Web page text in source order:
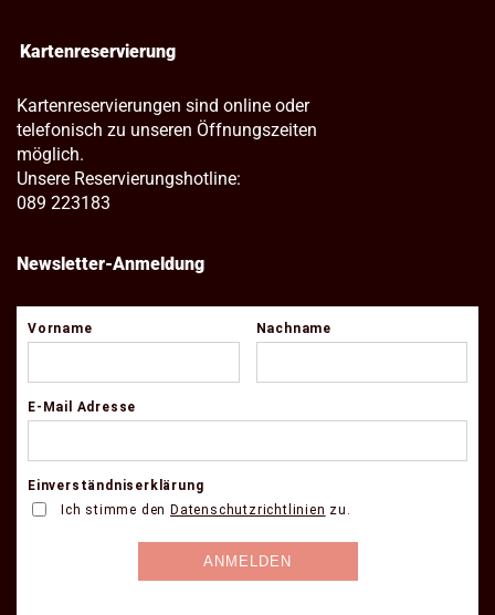
Kartenreservierung
Kartenreservierungen sind online oder
telefonisch zu unseren Öffnungszeiten
möglich.
Unsere Reservierungshotline:
089 223183
Newsletter-Anmeldung